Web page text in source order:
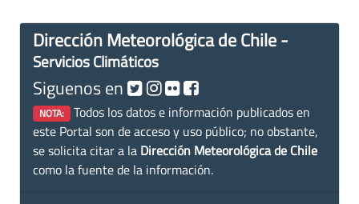
Dirección Meteorológica de Chile -
Servicios Climáticos
Siguenos en
NOTA: Todos los datos e información publicados en
este Portal son de acceso y uso público; no obstante,
se solicita citar a la Dirección Meteorológica de Chile
como la fuente de la información.